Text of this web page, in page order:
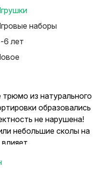
наборы
6 лет
из натурального
образовались
не нарушена!
небольшие сколы на